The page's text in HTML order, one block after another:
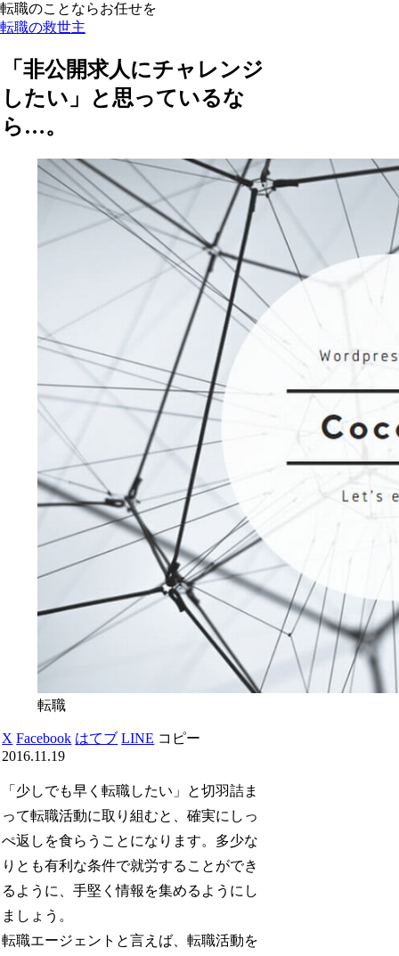
転職のことならお任せを
転職の救世主
「非公開求人にチャレンジ
したい」と思っているな
ら…。
転職
X Facebook はてブ LINE コピー
2016.11.19
「少しでも早く転職したい」と切羽詰ま
って転職活動に取り組むと、確実にしっ
ぺ返しを食らうことになります。多少な
りとも有利な条件で就労することができ
るように、手堅く情報を集めるようにし
ましょう。
転職エージェントと言えば、転職活動を